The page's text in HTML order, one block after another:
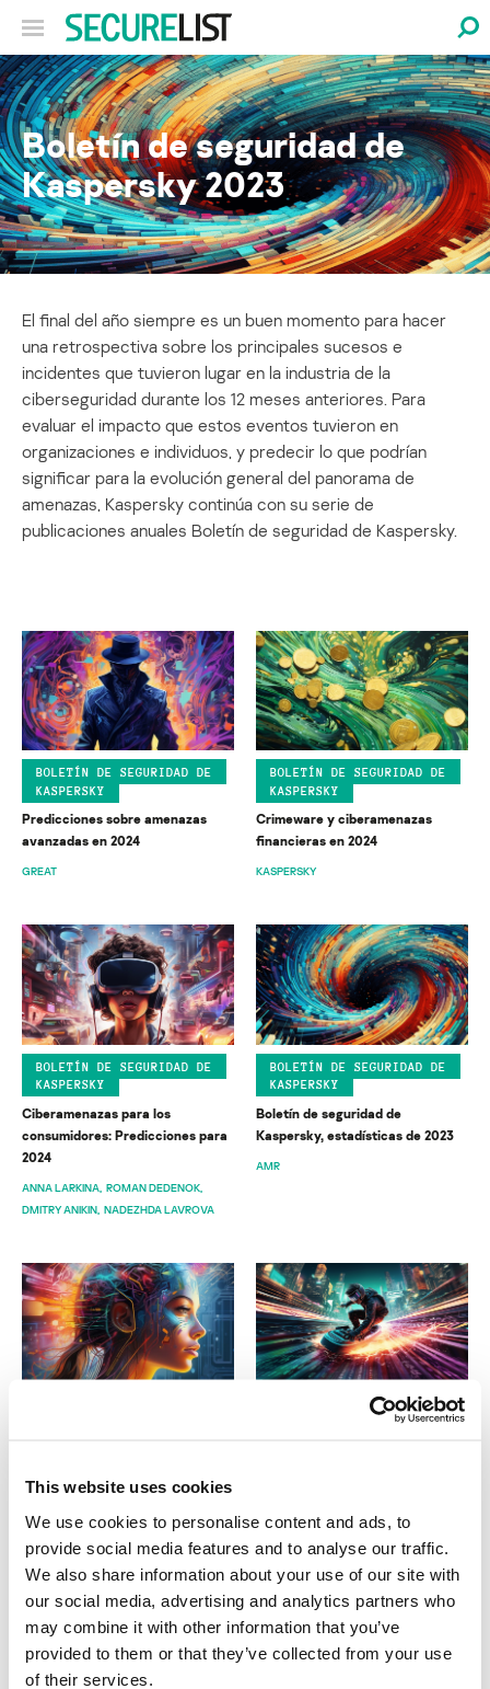
This website uses cookies
We use cookies to personalise content and ads, to
provide social media features and to analyse our traffic.
We also share information about your use of our site with
our social media, advertising and analytics partners who
may combine it with other information that you’ve
provided to them or that they’ve collected from your use
of their services.
Boletín de seguridad de
Kaspersky 2023
El final del año siempre es un buen momento para hacer
una retrospectiva sobre los principales sucesos e
incidentes que tuvieron lugar en la industria de la
ciberseguridad durante los 12 meses anteriores. Para
evaluar el impacto que estos eventos tuvieron en
organizaciones e individuos, y predecir lo que podrían
significar para la evolución general del panorama de
amenazas, Kaspersky continúa con su serie de
publicaciones anuales Boletín de seguridad de Kaspersky.
BOLETÍN DE SEGURIDAD DE
KASPERSKY
Predicciones sobre amenazas
avanzadas en 2024
GREAT
BOLETÍN DE SEGURIDAD DE
KASPERSKY
Crimeware y ciberamenazas
financieras en 2024
KASPERSKY
BOLETÍN DE SEGURIDAD DE
KASPERSKY
Ciberamenazas para los
consumidores: Predicciones para
2024
ANNA LARKINA ROMAN DEDENOK
DMITRY ANIKIN NADEZHDA LAVROVA
BOLETÍN DE SEGURIDAD DE
KASPERSKY
Boletín de seguridad de
Kaspersky, estadísticas de 2023
AMR
VICTOR SERGEEV
ANDREY OCHEPOVSKY
YULIYA SHLYCHKOVA
BOLETÍN DE SEGURIDAD DE
SERGEY LOZHKIN
ANNA PAVLOVSKAYA
KASPERSKY SECURITY SERVICES